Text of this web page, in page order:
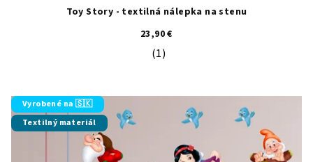
Toy Story - textilná nálepka na stenu
23,90 €
Priemerné hodnotenie produktu
(1)
Vyrobené na 🇸🇰
Textilný materiál